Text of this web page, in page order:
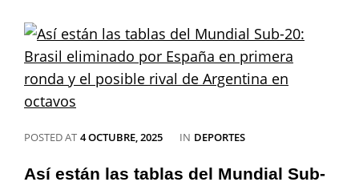
se
extiende
el
plazo
POSTED AT 4 OCTUBRE, 2025 IN CATEGORIES
DEPORTES
Así están las tablas del Mundial Sub-